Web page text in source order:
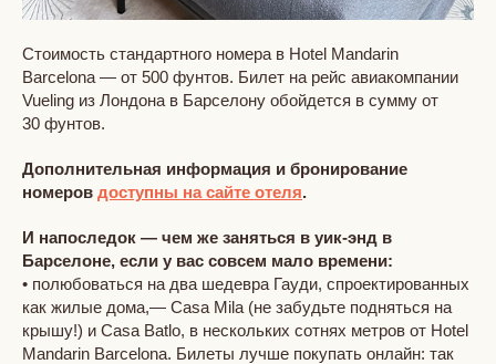
Стоимость стандартного номера в Hotel Mandarin
Barcelona — от 500 фунтов. Билет на рейс авиакомпании
Vueling из Лондона в Барселону обойдется в сумму от
30 фунтов.
Дополнительная информация и бронирование
номеров доступны на сайте отеля.
И напоследок — чем же заняться в уик-энд в
Барселоне, если у вас совсем мало времени:
• полюбоваться на два шедевра Гауди, спроектированных
как жилые дома,— Casa Mila (не забудьте подняться на
крышу!) и Casa Batlo, в нескольких сотнях метров от Hotel
Mandarin Barcelona. Билеты лучше покупать онлайн: так